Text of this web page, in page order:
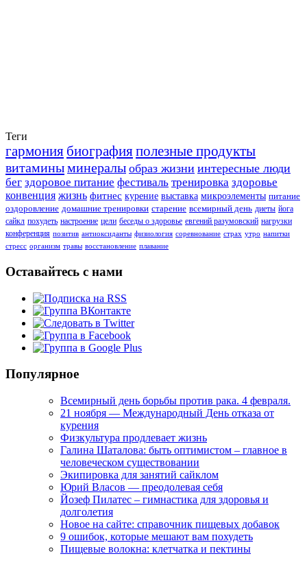
Теги
гармония биографияполезные продукты
витаминыминералы образ жизни интересные люди
бег здоровое питание фестиваль тренировка здоровье
конвенция жизнь фитнес курение выставка микроэлементы питание
оздоровление домашние тренировки старение всемирный день диеты йога
сайкл похудеть настроение цели беседы о здоровье евгений разумовский нагрузки
конференция позитив антиоксиданты физиология соревнование страх утро напитки
стресс организм травы восстановление плавание
Оставайтесь с нами
Популярное
Всемирный день борьбы против рака. 4 февраля.
21 ноября — Международный День отказа от
курения
Физкультура продлевает жизнь
Галина Шаталова: быть оптимистом – главное в
человеческом существовании
Экипировка для занятий сайклом
Юрий Власов — преодолевая себя
Йозеф Пилатес – гимнастика для здоровья и
долголетия
Новое на сайте: справочник пищевых добавок
9 ошибок, которые мешают вам похудеть
Пищевые волокна: клетчатка и пектины